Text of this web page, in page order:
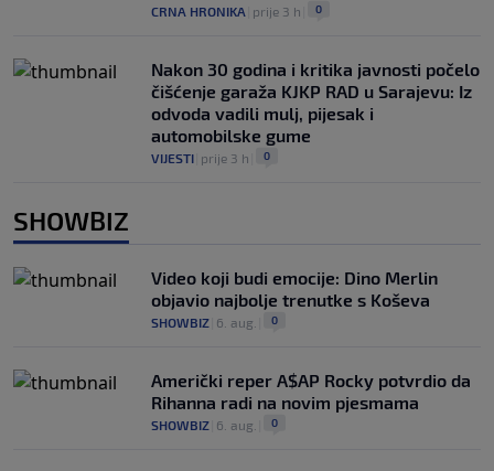
CRNA HRONIKA prije 3 h 0
Nakon 30 godina i kritika javnosti počelo
čišćenje garaža KJKP RAD u Sarajevu: Iz
odvoda vadili mulj, pijesak i
automobilske gume
VIJESTI prije 3 h 0
SHOWBIZ
Video koji budi emocije: Dino Merlin
objavio najbolje trenutke s Koševa
SHOWBIZ 6. aug. 0
Američki reper A$AP Rocky potvrdio da
Rihanna radi na novim pjesmama
SHOWBIZ 6. aug. 0